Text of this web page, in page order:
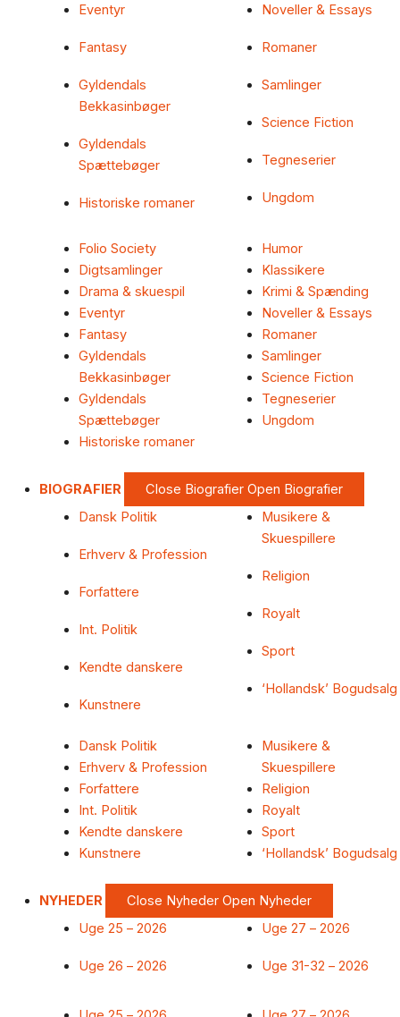
Eventyr
Fantasy
Gyldendals
Bekkasinbøger
Gyldendals
Spættebøger
Historiske romaner
Noveller & Essays
Romaner
Samlinger
Science Fiction
Tegneserier
Ungdom
Folio Society
Digtsamlinger
Drama & skuespil
Eventyr
Fantasy
Gyldendals
Bekkasinbøger
Gyldendals
Spættebøger
Historiske romaner
Humor
Klassikere
Krimi & Spænding
Noveller & Essays
Romaner
Samlinger
Science Fiction
Tegneserier
Ungdom
BIOGRAFIER Close Biografier Open Biografier
Dansk Politik
Erhverv & Profession
Forfattere
Int. Politik
Kendte danskere
Kunstnere
Musikere &
Skuespillere
Religion
Royalt
Sport
‘Hollandsk’ Bogudsalg
Dansk Politik
Erhverv & Profession
Forfattere
Int. Politik
Kendte danskere
Kunstnere
Musikere &
Skuespillere
Religion
Royalt
Sport
‘Hollandsk’ Bogudsalg
NYHEDER Close Nyheder Open Nyheder
Uge 25 – 2026
Uge 26 – 2026
Uge 27 – 2026
Uge 31-32 – 2026